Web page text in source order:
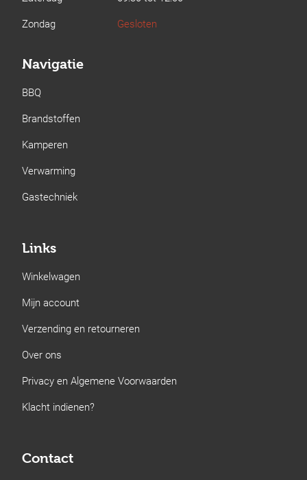
Zondag
Gesloten
Navigatie
BBQ
Brandstoffen
Kamperen
Verwarming
Gastechniek
Links
Winkelwagen
Mijn account
Verzending en retourneren
Over ons
Privacy en Algemene Voorwaarden
Klacht indienen?
Contact